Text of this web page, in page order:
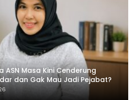
ASN Masa Kini Cenderung
dan Gak Mau Jadi Pejabat?